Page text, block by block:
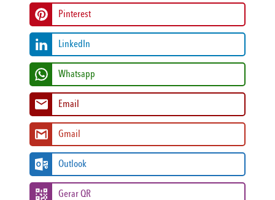
Pinterest
LinkedIn
Whatsapp
Email
Gmail
Outlook
Gerar QR